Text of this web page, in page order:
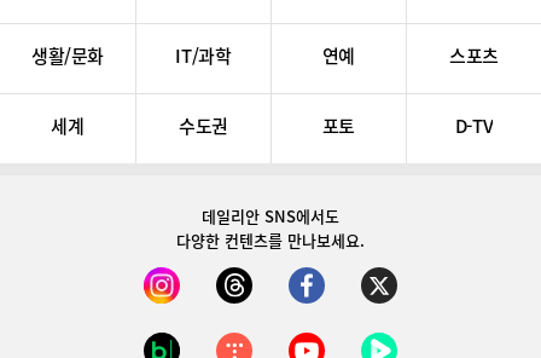
생활/문화 IT/과학 연예 스포츠
세계 수도권 포토 D-TV
데일리안 SNS에서도
다양한 컨텐츠를 만나보세요.